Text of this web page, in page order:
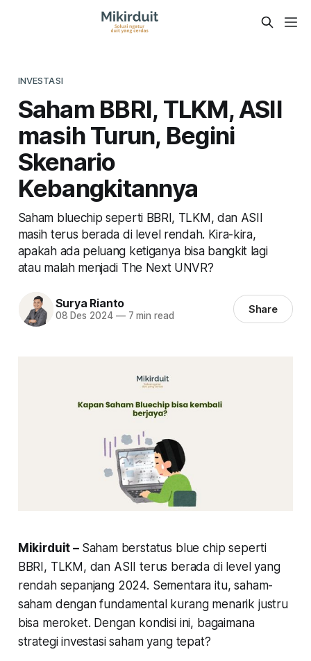
INVESTASI
Saham BBRI, TLKM, ASII
masih Turun, Begini
Skenario
Kebangkitannya
Saham bluechip seperti BBRI, TLKM, dan ASII
masih terus berada di level rendah. Kira-kira,
apakah ada peluang ketiganya bisa bangkit lagi
atau malah menjadi The Next UNVR?
Surya Rianto
08 Des 2024 —7 min read Share
Mikirduit – Saham berstatus blue chip seperti
BBRI, TLKM, dan ASII terus berada di level yang
rendah sepanjang 2024. Sementara itu, saham-
saham dengan fundamental kurang menarik justru
bisa meroket. Dengan kondisi ini, bagaimana
strategi investasi saham yang tepat?